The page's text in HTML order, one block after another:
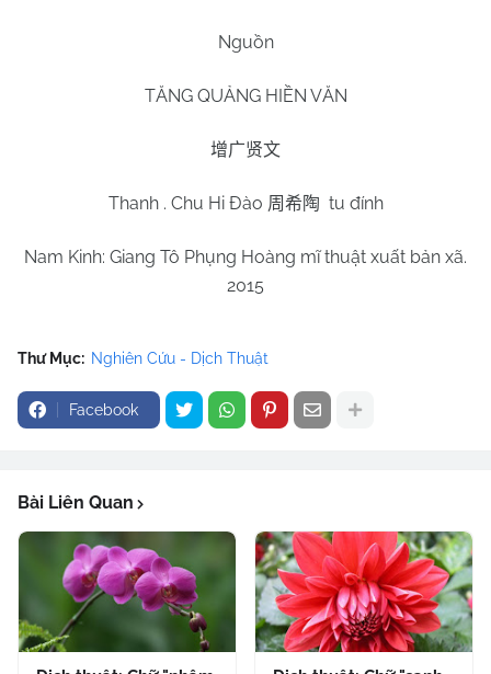
Nguồn
TĂNG QUẢNG HIỀN VĂN
增广贤文
Thanh . Chu Hi Đào 周希陶 tu đính
Nam Kinh: Giang Tô Phụng Hoàng mĩ thuật xuất bản xã.
2015
Thư Mục: Nghiên Cứu - Dịch Thuật
Facebook
Bài Liên Quan